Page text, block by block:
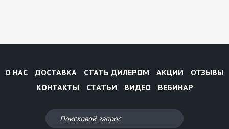
О НАС ДОСТАВКА СТАТЬ ДИЛЕРОМ АКЦИИ
ОТЗЫВЫ
КОНТАКТЫ
СТАТЬИ ВИДЕО ВЕБИНАР